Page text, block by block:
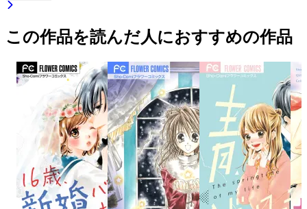
この作品を読んだ人におすすめの作品